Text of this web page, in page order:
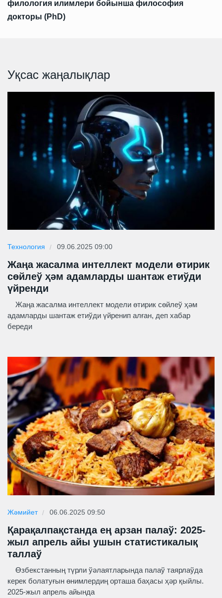
филология илимлери бойынша философия
докторы (PhD)
Уқсас жаңалықлар
Технология 09.06.2025 09:00
Жаңа жасалма интеллект модели өтирик
сөйлеў ҳәм адамларды шантаж етиўди
үйренди
Жаңа жасалма интеллект модели өтирик сөйлеў ҳәм
адамларды шантаж етиўди үйренип алған, деп хабар
береди
Жәмийет 06.06.2025 09:50
Қарақалпақстанда ең арзан палаў: 2025-
жыл апрель айы ушын статистикалық
таллаў
Өзбекстанның түрли ўәлаятларында палаў таярлаўда
керек болатуғын өнимлердиң орташа баҳасы ҳәр қыйлы.
2025-жыл апрель айында